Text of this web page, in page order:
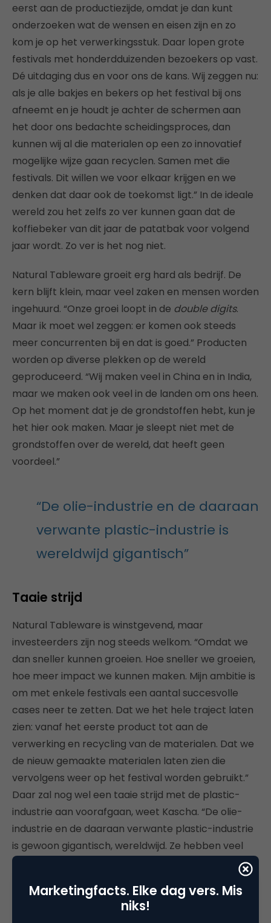
eerst aan de productiezijde, omdat je dan kunt
onderzoeken wat de wensen en eisen zijn en zo
kom je op het verwerkingsstuk. Daar lopen grote
festivals met honderdduizenden bezoekers op vast.
Dé uitdaging dus en voor ons de kans. Wij zeggen nu:
als je alle bakjes en bekers op het festival bij ons
afneemt en je houdt je achter de schermen aan
het door ons bedachte scheidingsproces, dan
kunnen wij al die materialen op een zo innovatief
mogelijke wijze gaan recyclen. Samen met die
festivals. Dit willen we voor elkaar krijgen en we
denken dat daar ook de toekomst ligt.” In de ideale
wereld zou het zelfs zo ver kunnen gaan dat de
koffiebeker van dit jaar de patatbak voor volgend
jaar wordt. Zo ver is het nog niet.
Natural Tableware groeit erg hard als bedrijf. De
kern blijft klein, maar veel zaken en mensen worden
ingehuurd. “Onze groei loopt in de double digits.
Maar ik moet wel zeggen: er komen ook steeds
meer concurrenten bij en dat is goed.” Producten
worden op diverse plekken op de wereld
geproduceerd. “Wij maken veel in China en in India,
maar we maken ook veel in de landen om ons heen.
Op het moment dat je de grondstoffen hebt, kun je
het hier ook maken. Maar je sleept niet met de
grondstoffen over de wereld, dat heeft geen
voordeel.”
“De olie-industrie en de daaraan
verwante plastic-industrie is
wereldwijd gigantisch”
Taaie strijd
Natural Tableware is winstgevend, maar
investeerders zijn nog steeds welkom. “Omdat we
dan sneller kunnen groeien. Hoe sneller we groeien,
hoe meer impact we kunnen maken. Mijn ambitie is
om met enkele festivals een aantal succesvolle
cases neer te zetten. Dat we het hele traject laten
zien: vanaf het eerste product tot aan de
verwerking en recycling van de materialen. Dat we
de nieuw gemaakte materialen laten zien die
vervolgens weer op het festival worden gebruikt.”
Daar zal nog wel een taaie strijd met de plastic-
industrie aan voorafgaan, weet Kascha. “De olie-
industrie en de daaraan verwante plastic-industrie
is gewoon gigantisch, wereldwijd. Ze hebben veel
belangen te verdedigen en veel geld om dit te
doen. Er bestaat geen bio-materialenlobby, maar
wel een plastic lobby. Het draait nog te veel om de
oude economie en oude netwerken, de vernieuwing
Marketingfacts. Elke dag vers. Mis
niks!